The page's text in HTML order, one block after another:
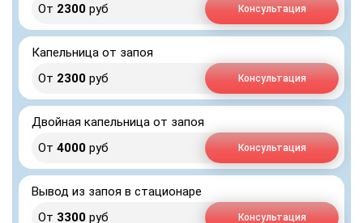
От 2300 руб Консультация
Капельница от запоя
От 2300 руб Консультация
Двойная капельница от запоя
От 4000 руб Консультация
Вывод из запоя в стационаре
От 3300 руб Консультация